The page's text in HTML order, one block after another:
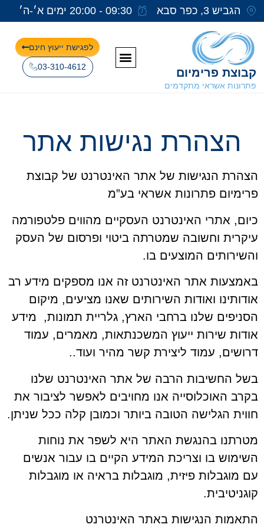
הגביש 3, כפר סבא 09:30 - 20:00 ימים א׳-ה׳
קבוצת פרימיום
פתרונות אשראי מתקדמים
לפגישת ייעוץ חינם
03-310-4612
הצהרת נגישות אתר
הצהרת הנגישות של אתר האינטרנט של קבוצת
פרימיום פתרונות אשראי בע”מ
כיום, אתרי האינטרנט העסקיים מהווים פלטפורמה
עיקרית וחשובה שמטרתה ביטוי ופרסום של העסק
והשירותים המוצעים בו.
באמצעות אתר האינטרנט זה אנו מספקים מידע רב
אודותינו ואודות השירותים שאנו מציעים, מיקום
הסניפים שלנו ברחבי הארץ, גלריית תמונות, מידע
אודות שירות ייעוץ המשכנתאות, מאמרים, עמוד
דרושים, עמוד ליצירת קשר מהיר ועוד..
בשל החשיבות הרבה של אתר האינטרנט שלנו
בקרב האוכלוסייה אנו מחויבים לאפשר לציבור את
חווית הגלישה הטובה ביותר וכמובן קלה ככל שניתן.
מטרתנו בהנגשת האתר היא לשפר את נוחות
השימוש בו וצריכת המידע הקיים בו עבור אנשים
עם מוגבלות פיזית, מוגבלות בראיה או מוגבלות
קוגניטיבית.
התאמות הנגישות באתר האינטרנט